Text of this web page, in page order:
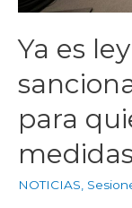
Ya es
para
NOTICIAS